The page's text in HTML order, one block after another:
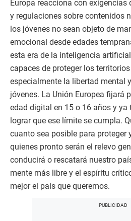
Europa reacciona con exigencias
y regulaciones sobre contenidos
los jóvenes no sean objeto de
emocional desde edades
esta era de la inteligencia
capaces de proteger los
especialmente la libertad mental
jóvenes. La Unión Europea fijará
edad digital en 15 o 16 años y ya
lograr que ese límite se cumpla.
cuanto sea posible para proteger
quienes pronto serán el relevo
conducirá o rescatará nuestro
mente más libre y el espíritu
mejor el país que queremos.